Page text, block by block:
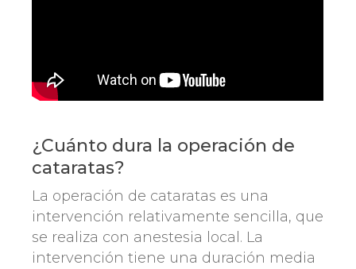
¿Cuánto dura la operación de
cataratas?
La operación de cataratas es una
intervención relativamente sencilla, que
se realiza con anestesia local. La
intervención tiene una duración media